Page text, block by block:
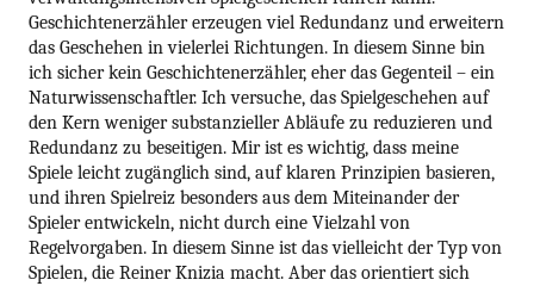
Geschichtenerzähler erzeugen viel Redundanz und erweitern
das Geschehen in vielerlei Richtungen. In diesem Sinne bin
ich sicher kein Geschichtenerzähler, eher das Gegenteil – ein
Naturwissenschaftler. Ich versuche, das Spielgeschehen auf
den Kern weniger substanzieller Abläufe zu reduzieren und
Redundanz zu beseitigen. Mir ist es wichtig, dass meine
Spiele leicht zugänglich sind, auf klaren Prinzipien basieren,
und ihren Spielreiz besonders aus dem Miteinander der
Spieler entwickeln, nicht durch eine Vielzahl von
Regelvorgaben. In diesem Sinne ist das vielleicht der Typ von
Spielen, die Reiner Knizia macht. Aber das orientiert sich